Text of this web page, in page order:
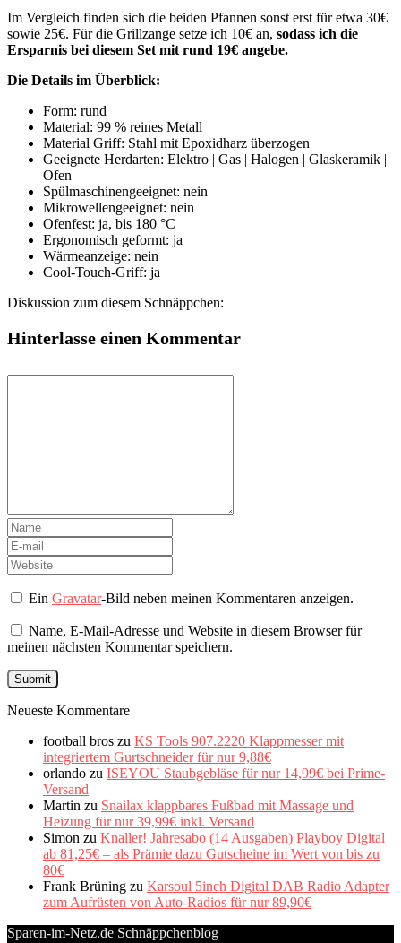
Im Vergleich finden sich die beiden Pfannen sonst erst für etwa 30€
sowie 25€. Für die Grillzange setze ich 10€ an, sodass ich die
Ersparnis bei diesem Set mit rund 19€ angebe.
Die Details im Überblick:
Form: rund
Material: 99 % reines Metall
Material Griff: Stahl mit Epoxidharz überzogen
Geeignete Herdarten: Elektro | Gas | Halogen | Glaskeramik |
Ofen
Spülmaschinengeeignet: nein
Mikrowellengeeignet: nein
Ofenfest: ja, bis 180 °C
Ergonomisch geformt: ja
Wärmeanzeige: nein
Cool-Touch-Griff: ja
Diskussion zum diesem Schnäppchen:
Hinterlasse einen Kommentar
EinGravatar-Bild neben meinen Kommentaren anzeigen.
Name, E-Mail-Adresse und Website in diesem Browser für
meinen nächsten Kommentar speichern.
Neueste Kommentare
football bros zu KS Tools 907.2220 Klappmesser mit
integriertem Gurtschneider für nur 9,88€
orlando zu ISEYOU Staubgebläse für nur 14,99€ bei Prime-
Versand
Martin zu Snailax klappbares Fußbad mit Massage und
Heizung für nur 39,99€ inkl. Versand
Simon zu Knaller! Jahresabo (14 Ausgaben) Playboy Digital
ab 81,25€ – als Prämie dazu Gutscheine im Wert von bis zu
80€
Frank Brüning zu Karsoul 5inch Digital DAB Radio Adapter
zum Aufrüsten von Auto-Radios für nur 89,90€
Sparen-im-Netz.de Schnäppchenblog